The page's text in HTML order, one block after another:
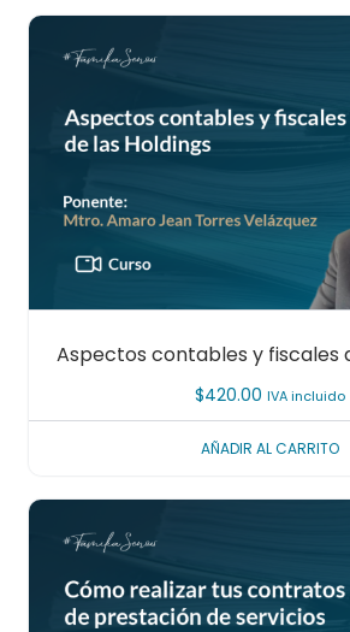
Aspectos contables y fiscales
$420.00 IVA incluido
AÑADIR AL CARRITO